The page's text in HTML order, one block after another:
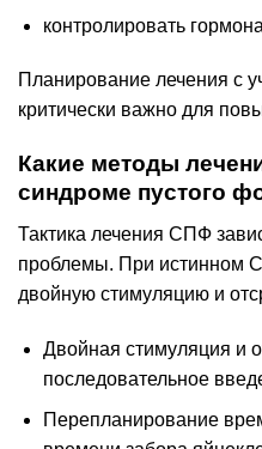
контролировать
Планирование лечения с
критически важно для
Какие методы
синдроме пустого
Тактика лечения СПФ
проблемы. При истинном
двойную стимуляцию и
Двойная стимуляция и
последовательное
Перепланирование